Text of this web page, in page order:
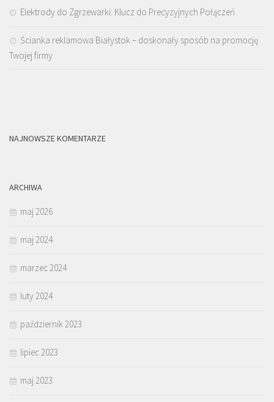
Elektrody do Zgrzewarki: Klucz do Precyzyjnych Połączeń
Ścianka reklamowa Białystok – doskonały sposób na promocję
Twojej firmy
NAJNOWSZE KOMENTARZE
ARCHIWA
maj 2026
maj 2024
marzec 2024
luty 2024
październik 2023
lipiec 2023
maj 2023